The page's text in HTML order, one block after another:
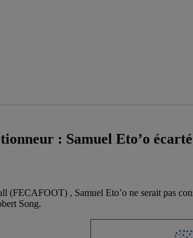
: Samuel Eto’o écarté
(FECAFOOT) , Samuel Eto’o ne serait pas
Song.